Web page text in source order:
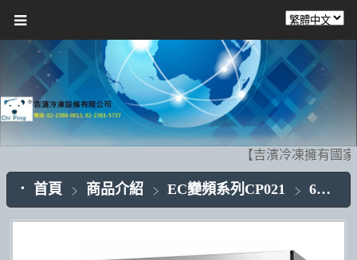
【吉濱冷凍擁有國
首頁 商品介紹 EC變頻系列CP021 6門不銹鋼CP021-06